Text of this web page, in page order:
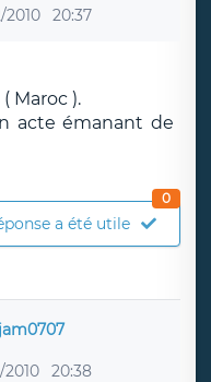
2010 20:37
( Maroc ).
acte émanant de
a été utile
0
2010 20:38